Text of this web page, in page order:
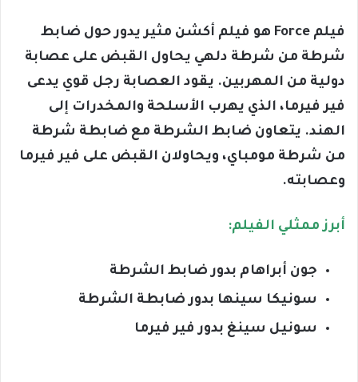
فيلم Force هو فيلم أكشن مثير يدور حول ضابط
شرطة من شرطة دلهي يحاول القبض على عصابة
دولية من المهربين. يقود العصابة رجل قوي يدعى
فير فيرما، الذي يهرب الأسلحة والمخدرات إلى
الهند. يتعاون ضابط الشرطة مع ضابطة شرطة
من شرطة مومباي، ويحاولان القبض على فير فيرما
وعصابته.
أبرز ممثلي الفيلم:
جون أبراهام بدور ضابط الشرطة
سونيكا سينها بدور ضابطة الشرطة
سونيل سينغ بدور فير فيرما